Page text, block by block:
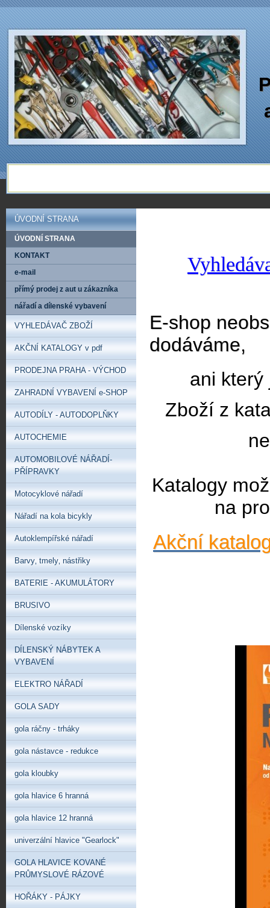
E-shop
dodáváme,
ani který
Zboží z
Katalogy
na
Akční
ÚVODNÍ STRANA
ÚVODNÍ STRANA
KONTAKT
e-mail
přímý prodej z aut u zákazníka
nářadí a dílenské vybavení
VYHLEDÁVAČ ZBOŽÍ
AKČNÍ KATALOGY v pdf
PRODEJNA PRAHA - VÝCHOD
ZAHRADNÍ VYBAVENÍ e-SHOP
AUTODÍLY - AUTODOPLŇKY
AUTOCHEMIE
AUTOMOBILOVÉ NÁŘADÍ-
PŘÍPRAVKY
Motocyklové nářadí
Nářadí na kola bicykly
Autoklempířské nářadí
Barvy‚ tmely‚ nástřiky
BATERIE - AKUMULÁTORY
BRUSIVO
Dílenské vozíky
DÍLENSKÝ NÁBYTEK A
VYBAVENÍ
ELEKTRO NÁŘADÍ
GOLA SADY
gola ráčny - trháky
gola nástavce - redukce
gola kloubky
gola hlavice 6 hranná
gola hlavice 12 hranná
univerzální hlavice "Gearlock"
GOLA HLAVICE KOVANÉ
PRŮMYSLOVÉ RÁZOVÉ
HOŘÁKY - PÁJKY